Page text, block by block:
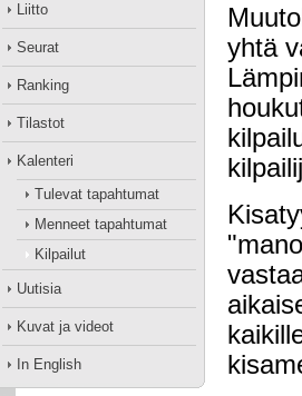
Liitto
Seurat
Ranking
Tilastot
Kalenteri
Tulevat tapahtumat
Menneet tapahtumat
Kilpailut
Uutisia
Kuvat ja videot
In English
yhtä